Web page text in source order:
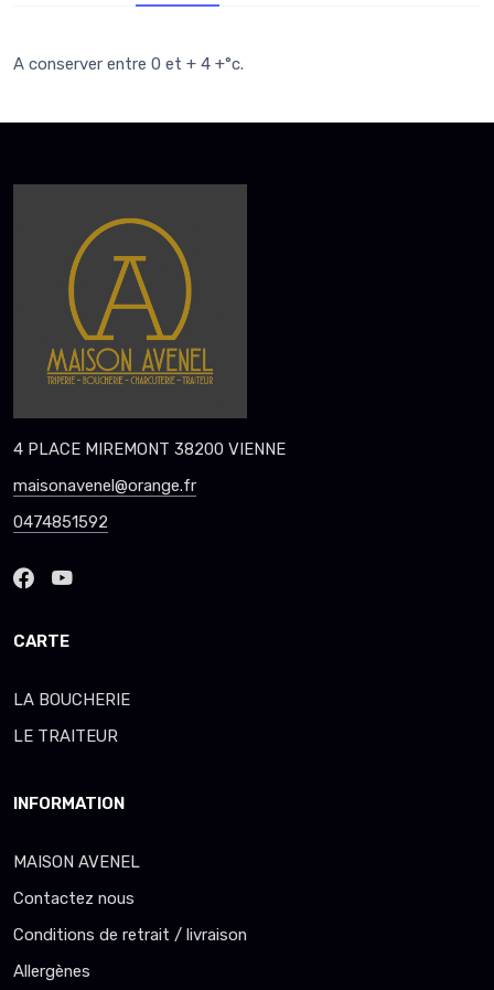
A conserver entre 0 et + 4 +°c.
4 PLACE MIREMONT 38200 VIENNE
maisonavenel@orange.fr
0474851592
CARTE
LA BOUCHERIE
LE TRAITEUR
INFORMATION
MAISON AVENEL
Contactez nous
Conditions de retrait / livraison
Allergènes